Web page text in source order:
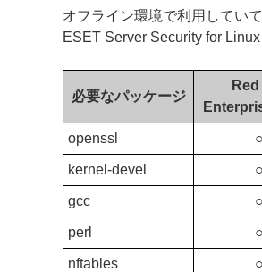
オフライン環境で利用してい
ESET Server Security for
必要なパッケージ
openssl ○
kernel-devel ○
gcc ○
perl ○
nftables ○